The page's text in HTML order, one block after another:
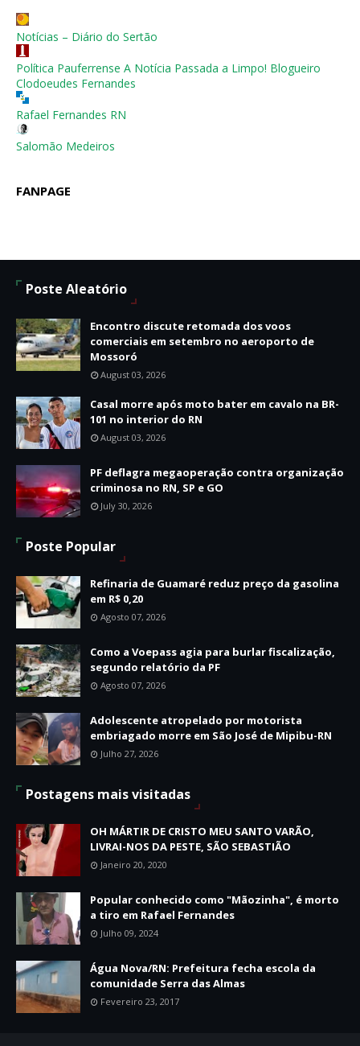
Notícias – Diário do Sertão
Política Pauferrense A Notícia Passada a Limpo! Blogueiro
Clodoeudes Fernandes
Rafael Fernandes RN
Salomão Medeiros
FANPAGE
Poste Aleatório
Encontro discute retomada dos voos
comerciais em setembro no aeroporto de
Mossoró
August 03, 2026
Casal morre após moto bater em cavalo na BR-
101 no interior do RN
August 03, 2026
PF deflagra megaoperação contra organização
criminosa no RN, SP e GO
July 30, 2026
Poste Popular
Refinaria de Guamaré reduz preço da gasolina
em R$ 0,20
Agosto 07, 2026
Como a Voepass agia para burlar fiscalização,
segundo relatório da PF
Agosto 07, 2026
Adolescente atropelado por motorista
embriagado morre em São José de Mipibu-RN
Julho 27, 2026
Postagens mais visitadas
OH MÁRTIR DE CRISTO MEU SANTO VARÃO,
LIVRAI-NOS DA PESTE, SÃO SEBASTIÃO
Janeiro 20, 2020
Popular conhecido como "Mãozinha", é morto
a tiro em Rafael Fernandes
Julho 09, 2024
Água Nova/RN: Prefeitura fecha escola da
comunidade Serra das Almas
Fevereiro 23, 2017